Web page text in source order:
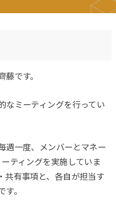
です。
なミーティングを行ってい
週一度、メンバーとマネー
ティングを実施していま
共有事項と、各自が担当す
。